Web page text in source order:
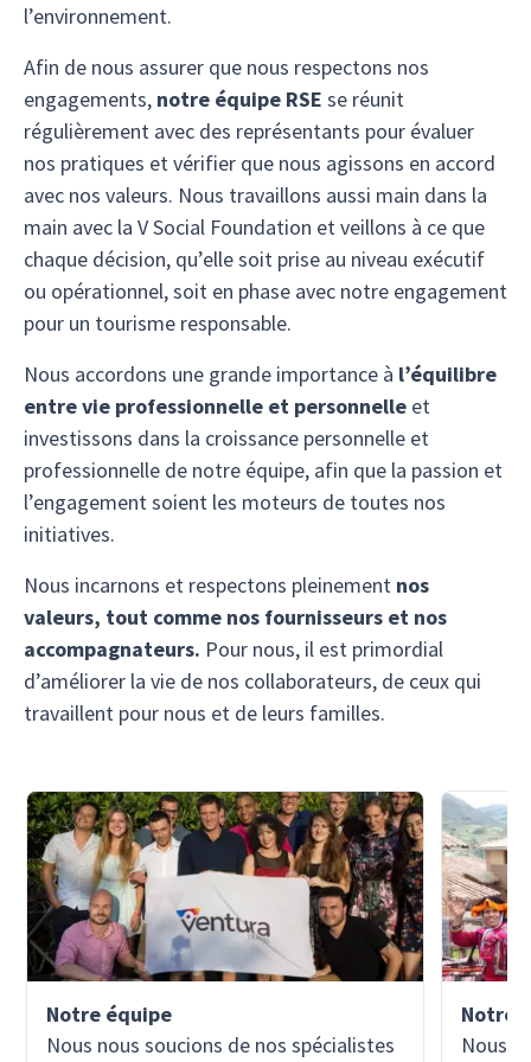
l’environnement.
Afin de nous assurer que nous respectons nos
engagements, notre équipe RSE se réunit
régulièrement avec des représentants pour évaluer
nos pratiques et vérifier que nous agissons en accord
avec nos valeurs. Nous travaillons aussi main dans la
main avec la V Social Foundation et veillons à ce que
chaque décision, qu’elle soit prise au niveau exécutif
ou opérationnel, soit en phase avec notre engagement
pour un tourisme responsable.
Nous accordons une grande importance à l’équilibre
entre vie professionnelle et personnelle et
investissons dans la croissance personnelle et
professionnelle de notre équipe, afin que la passion et
l’engagement soient les moteurs de toutes nos
initiatives.
Nous incarnons et respectons pleinement nos
valeurs, tout comme nos fournisseurs et nos
accompagnateurs. Pour nous, il est primordial
d’améliorer la vie de nos collaborateurs, de ceux qui
travaillent pour nous et de leurs familles.
Notre équipe
Nous nous soucions de nos spécialistes
Notre
Nous